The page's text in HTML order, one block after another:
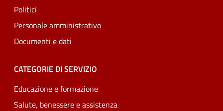
Politici
Personale amministrativo
Documenti e dati
CATEGORIE DI SERVIZIO
Educazione e formazione
Salute, benessere e assistenza